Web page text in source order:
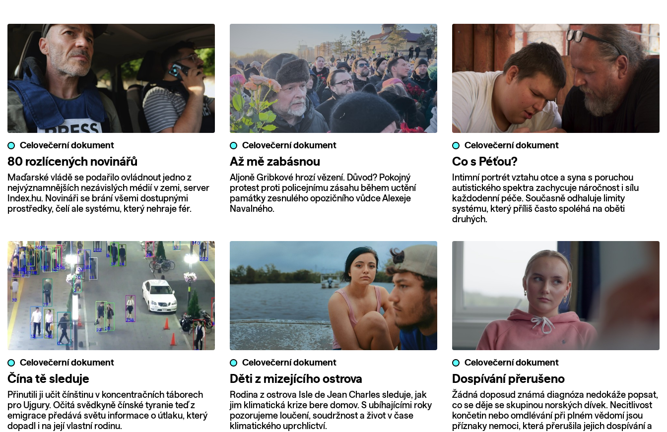
Celovečerní dokument
80 rozlícených novinářů
Maďarské vládě se podařilo ovládnout jedno z
nejvýznamnějších nezávislých médií v zemi, server
Index.hu. Novináři se brání všemi dostupnými
prostředky, čelí ale systému, který nehraje fér.
Celovečerní dokument
Až mě zabásnou
Aljoně Gribkové hrozí vězení. Důvod? Pokojný
protest proti policejnímu zásahu během uctění
památky zesnulého opozičního vůdce Alexeje
Navalného.
Celovečerní dokument
Co s Péťou?
Intimní portrét vztahu otce a syna s poruchou
autistického spektra zachycuje náročnost i sílu
každodenní péče. Současně odhaluje limity
systému, který příliš často spoléhá na oběti
druhých.
Celovečerní dokument
Čína tě sleduje
Přinutili ji učit čínštinu v koncentračních táborech
pro Ujgury. Očitá svědkyně čínské tyranie teď z
emigrace předává světu informace o útlaku, který
dopadl i na její vlastní rodinu.
Celovečerní dokument
Děti z mizejícího ostrova
Rodina z ostrova Isle de Jean Charles sleduje, jak
jim klimatická krize bere domov. S ubíhajícími roky
pozorujeme loučení, soudržnost a život v čase
klimatického uprchlictví.
Celovečerní dokument
Dospívání přerušeno
Žádná doposud známá diagnóza nedokáže popsat,
co se děje se skupinou norských dívek. Necitlivost
končetin nebo omdlévání při plném vědomí jsou
příznaky nemoci, která přerušila jejich dospívání a